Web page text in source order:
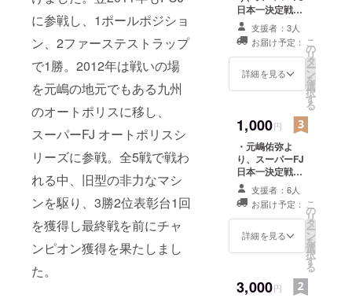
に参戦し、1ポールポジショ
ン、2ファーステストラップ
で1勝。2012年は戦いの場
を元嶋の地元でもある九州
のオートポリスに移し、
スーパーFJ オートポリスシ
リーズに参戦。全5戦で戦わ
れる中、旧型の非力なマシ
ンを駆り、3勝2位表彰台1回
を獲得し最終戦を前にチャ
ンピオン獲得を果たしまし
た。
日本一決定戦の
レース結果報告
メッセージをお
送りします
支援者：3人
お届け予定：
詳細を見る
こ
の
リ
タ
ー
ン
を
選
択
す
る
1,000円
・元嶋佑弥よ
り、スーパーFJ
日本一決定戦の
レース結果報告
メッセージをお
送りします ・元
嶋佑弥メッセー
ジカードとス
テッカーを1枚お
支援者：6人
お届け予定：
詳細を見る
こ
の
リ
タ
ー
ン
を
選
択
す
る
3,000円